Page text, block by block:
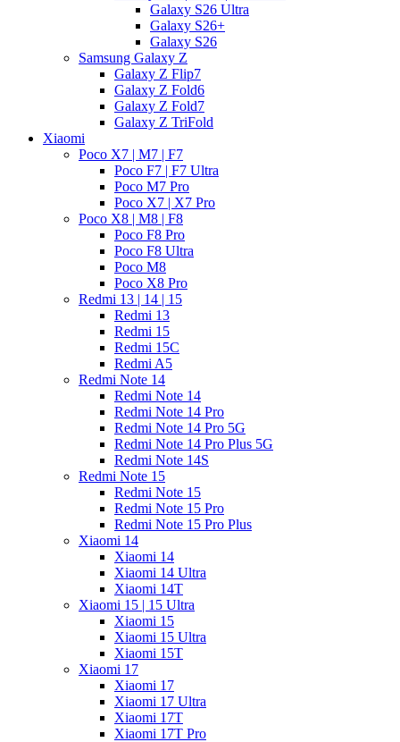
Galaxy S26 Ultra
Galaxy S26+
Galaxy S26
Samsung Galaxy Z
Galaxy Z Flip7
Galaxy Z Fold6
Galaxy Z Fold7
Galaxy Z TriFold
Xiaomi
Poco X7 | M7 | F7
Poco F7 | F7 Ultra
Poco M7 Pro
Poco X7 | X7 Pro
Poco X8 | M8 | F8
Poco F8 Pro
Poco F8 Ultra
Poco M8
Poco X8 Pro
Redmi 13 | 14 | 15
Redmi 13
Redmi 15
Redmi 15C
Redmi A5
Redmi Note 14
Redmi Note 14
Redmi Note 14 Pro
Redmi Note 14 Pro 5G
Redmi Note 14 Pro Plus 5G
Redmi Note 14S
Redmi Note 15
Redmi Note 15
Redmi Note 15 Pro
Redmi Note 15 Pro Plus
Xiaomi 14
Xiaomi 14
Xiaomi 14 Ultra
Xiaomi 14T
Xiaomi 15 | 15 Ultra
Xiaomi 15
Xiaomi 15 Ultra
Xiaomi 15T
Xiaomi 17
Xiaomi 17
Xiaomi 17 Ultra
Xiaomi 17T
Xiaomi 17T Pro